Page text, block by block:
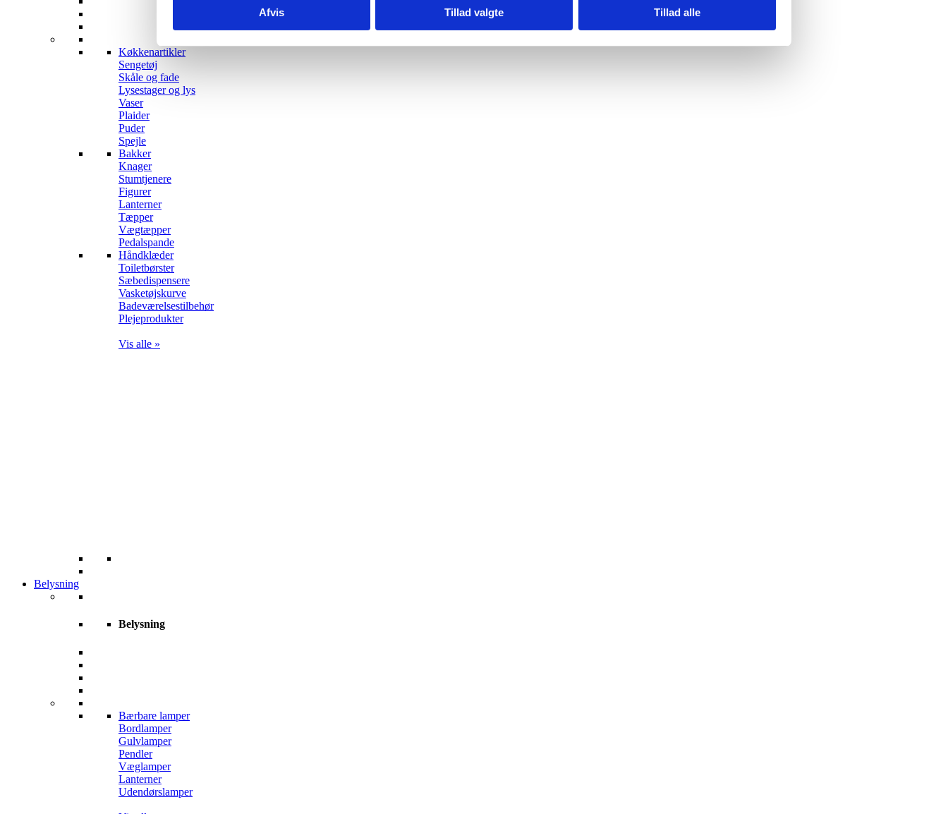
Afvis Tillad valgte Tillad alle
Køkkenartikler
Sengetøj
Skåle og fade
Lysestager og lys
Vaser
Plaider
Puder
Spejle
Bakker
Knager
Stumtjenere
Figurer
Lanterner
Tæpper
Vægtæpper
Pedalspande
Håndklæder
Toiletbørster
Sæbedispensere
Vasketøjskurve
Badeværelsestilbehør
Plejeprodukter
Vis alle »
Belysning
Belysning
Bærbare lamper
Bordlamper
Gulvlamper
Pendler
Væglamper
Lanterner
Udendørslamper